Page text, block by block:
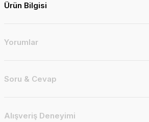
Ürün Bilgisi
Yorumlar
Soru & Cevap
Alışveriş Deneyimi